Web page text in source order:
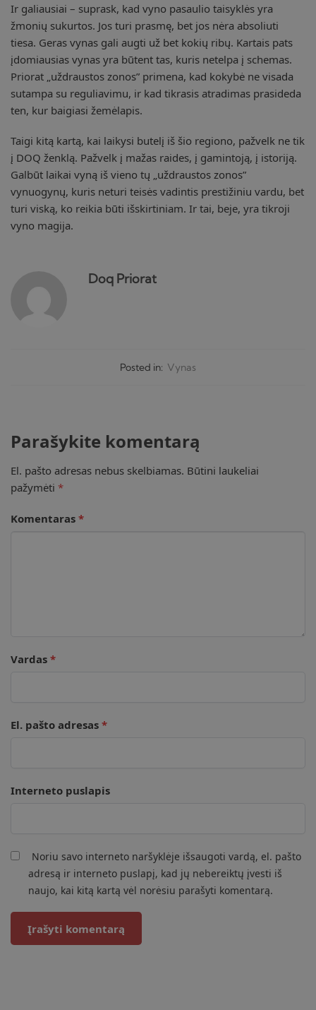
Ir galiausiai – suprask, kad vyno pasaulio taisyklės yra
žmonių sukurtos. Jos turi prasmę, bet jos nėra absoliuti
tiesa. Geras vynas gali augti už bet kokių ribų. Kartais pats
įdomiausias vynas yra būtent tas, kuris netelpa į schemas.
Priorat „uždraustos zonos” primena, kad kokybė ne visada
sutampa su reguliavimu, ir kad tikrasis atradimas prasideda
ten, kur baigiasi žemėlapis.
Taigi kitą kartą, kai laikysi butelį iš šio regiono, pažvelk ne tik
į DOQ ženklą. Pažvelk į mažas raides, į gamintoją, į istoriją.
Galbūt laikai vyną iš vieno tų „uždraustos zonos”
vynuogynų, kuris neturi teisės vadintis prestižiniu vardu, bet
turi viską, ko reikia būti išskirtiniam. Ir tai, beje, yra tikroji
vyno magija.
Doq Priorat
Posted in: Vynas
Parašykite komentarą
El. pašto adresas nebus skelbiamas. Būtini laukeliai
pažymėti *
Komentaras *
Vardas *
El. pašto adresas *
Interneto puslapis
Noriu savo interneto naršyklėje išsaugoti vardą, el. pašto
adresą ir interneto puslapį, kad jų nebereiktų įvesti iš
naujo, kai kitą kartą vėl norėsiu parašyti komentarą.